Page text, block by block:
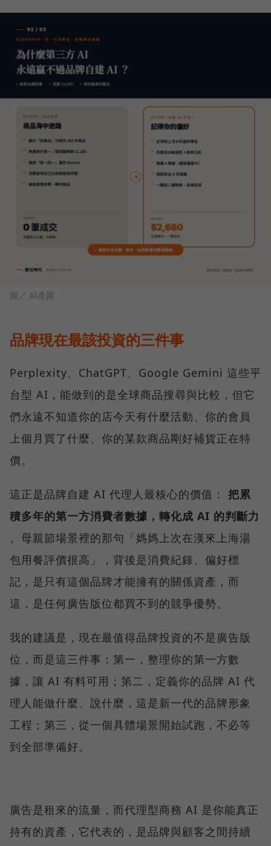
圖／ AI產圖
品牌現在最該投資的三件事
Perplexity、ChatGPT、Google Gemini 這些平
台型 AI，能做到的是全球商品搜尋與比較，但它
們永遠不知道你的店今天有什麼活動、你的會員
上個月買了什麼、你的某款商品剛好補貨正在特
價。
這正是品牌自建 AI 代理人最核心的價值： 把累
積多年的第一方消費者數據，轉化成 AI 的判斷力
。母親節場景裡的那句「媽媽上次在漢來上海湯
包用餐評價很高」，背後是消費紀錄、偏好標
記，是只有這個品牌才能擁有的關係資產，而
這，是任何廣告版位都買不到的競爭優勢。
我的建議是，現在最值得品牌投資的不是廣告版
位，而是這三件事：第一，整理你的第一方數
據，讓 AI 有料可用；第二，定義你的品牌 AI 代
理人能做什麼、說什麼，這是新一代的品牌形象
工程；第三，從一個具體場景開始試跑，不必等
到全部準備好。
廣告是租來的流量，而代理型商務 AI 是你能真正
持有的資產，它代表的，是品牌與顧客之間持續